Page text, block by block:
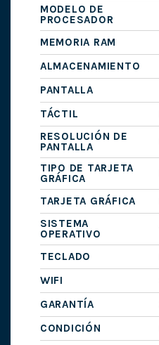
MODELO DE
PROCESADOR
MEMORIA RAM
ALMACENAMIENTO
PANTALLA
TÁCTIL
RESOLUCIÓN DE
PANTALLA
TIPO DE TARJETA
GRÁFICA
TARJETA GRÁFICA
SISTEMA
OPERATIVO
TECLADO
WIFI
GARANTÍA
CONDICIÓN